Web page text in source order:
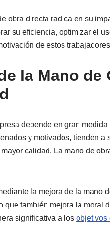
obra directa radica en su
su eficiencia, optimizar el
de estos
la Mano de
depende en gran
y motivados, tienden a
calidad. La mano de
la mejora de la mano
que también mejora la moral
significativa a los objetivos